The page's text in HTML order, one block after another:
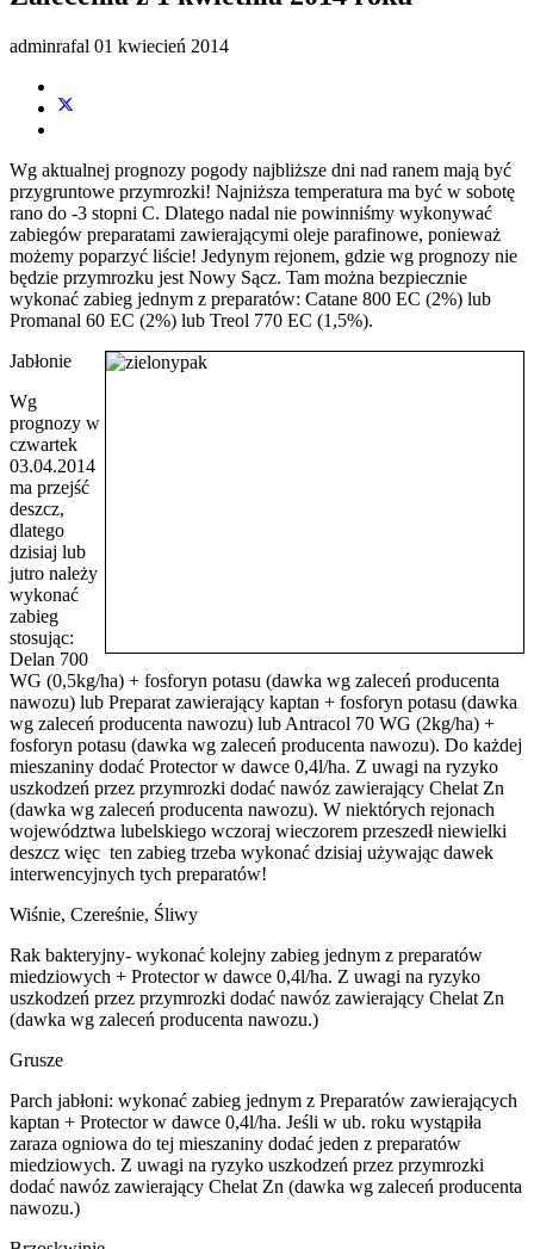
adminrafal 01 kwiecień 2014
Wg aktualnej prognozy pogody najbliższe dni nad ranem mają być
przygruntowe przymrozki! Najniższa temperatura ma być w sobotę
rano do -3 stopni C. Dlatego nadal nie powinniśmy wykonywać
zabiegów preparatami zawierającymi oleje parafinowe, ponieważ
możemy poparzyć liście! Jedynym rejonem, gdzie wg prognozy nie
będzie przymrozku jest Nowy Sącz. Tam można bezpiecznie
wykonać zabieg jednym z preparatów: Catane 800 EC (2%) lub
Promanal 60 EC (2%) lub Treol 770 EC (1,5%).
Jabłonie
Wg
prognozy w
czwartek
03.04.2014
ma przejść
deszcz,
dlatego
dzisiaj lub
jutro należy
wykonać
zabieg
stosując:
Delan 700
WG (0,5kg/ha) + fosforyn potasu (dawka wg zaleceń producenta
nawozu) lub Preparat zawierający kaptan + fosforyn potasu (dawka
wg zaleceń producenta nawozu) lub Antracol 70 WG (2kg/ha) +
fosforyn potasu (dawka wg zaleceń producenta nawozu). Do każdej
mieszaniny dodać Protector w dawce 0,4l/ha. Z uwagi na ryzyko
uszkodzeń przez przymrozki dodać nawóz zawierający Chelat Zn
(dawka wg zaleceń producenta nawozu). W niektórych rejonach
województwa lubelskiego wczoraj wieczorem przeszedł niewielki
deszcz więc ten zabieg trzeba wykonać dzisiaj używając dawek
interwencyjnych tych preparatów!
Wiśnie, Czereśnie, Śliwy
Rak bakteryjny- wykonać kolejny zabieg jednym z preparatów
miedziowych + Protector w dawce 0,4l/ha. Z uwagi na ryzyko
uszkodzeń przez przymrozki dodać nawóz zawierający Chelat Zn
(dawka wg zaleceń producenta nawozu.)
Grusze
Parch jabłoni: wykonać zabieg jednym z Preparatów zawierających
kaptan + Protector w dawce 0,4l/ha. Jeśli w ub. roku wystąpiła
zaraza ogniowa do tej mieszaniny dodać jeden z preparatów
miedziowych. Z uwagi na ryzyko uszkodzeń przez przymrozki
dodać nawóz zawierający Chelat Zn (dawka wg zaleceń producenta
nawozu.)